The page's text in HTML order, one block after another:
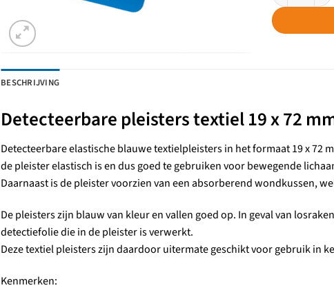
BESCHRIJVING
Detecteerbare pleisters textiel 19 x 72
Detecteerbare elastische blauwe textielpleisters in het formaat 19 x
de pleister elastisch is en dus goed te gebruiken voor bewegende
Daarnaast is de pleister voorzien van een absorberend wondkussen,
De pleisters zijn blauw van kleur en vallen goed op. In geval van
detectiefolie die in de pleister is verwerkt.
Deze textiel pleisters zijn daardoor uitermate geschikt voor gebruik in
Kenmerken: